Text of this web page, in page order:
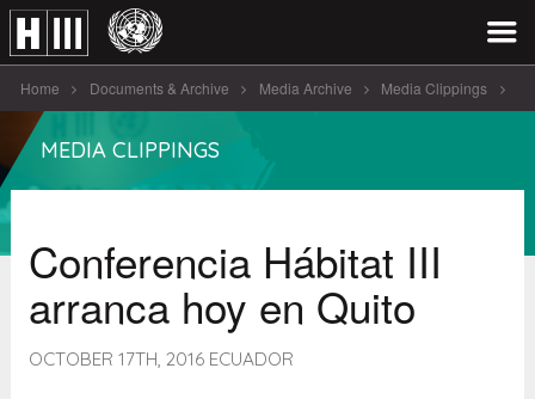
Home Documents & Archive Media Archive Media Clippings
Conferencia Hábitat III arranca hoy [...]
MEDIA CLIPPINGS
Conferencia Hábitat III
arranca hoy en Quito
OCTOBER 17TH, 2016 ECUADOR